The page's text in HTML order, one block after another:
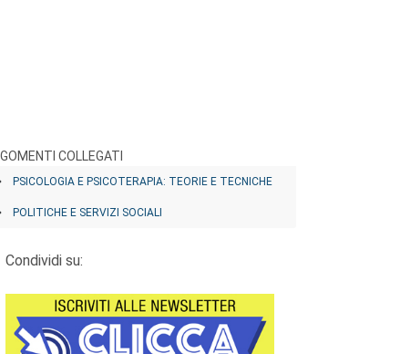
COLLEGATI
PSICOLOGIA E PSICOTERAPIA: TEORIE E TECNICHE
POLITICHE E SERVIZI SOCIALI
Condividi su: